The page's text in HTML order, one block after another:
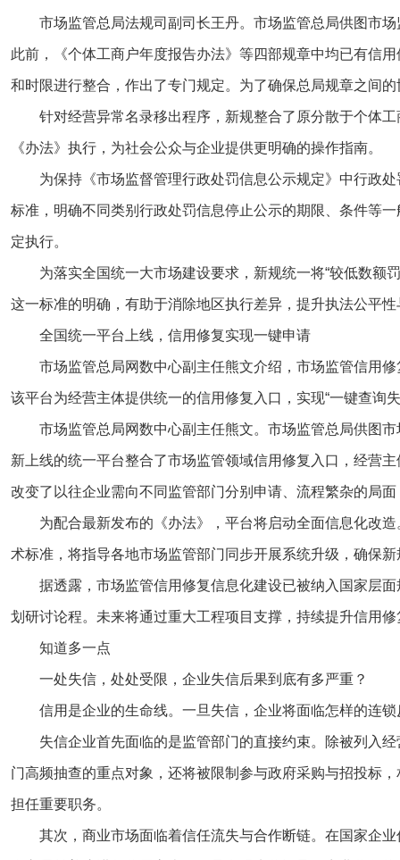
市场监管总局法规司副司长王丹。市场监管总局供图市
此前，《个体工商户年度报告办法》等四部规章中均已有信
和时限进行整合，作出了专门规定。为了确保总局规章之间
针对经营异常名录移出程序，新规整合了原分散于个体
《办法》执行，为社会公众与企业提供更明确的操作指南。
为保持《市场监督管理行政处罚信息公示规定》中行政
标准，明确不同类别行政处罚信息停止公示的期限、条件等
定执行。
为落实全国统一大市场建设要求，新规统一将“较低数额
这一标准的明确，有助于消除地区执行差异，提升执法公平
全国统一平台上线，信用修复实现一键申请
市场监管总局网数中心副主任熊文介绍，市场监管信用
该平台为经营主体提供统一的信用修复入口，实现“一键查询
市场监管总局网数中心副主任熊文。市场监管总局供图
新上线的统一平台整合了市场监管领域信用修复入口，经营
改变了以往企业需向不同监管部门分别申请、流程繁杂的局
为配合最新发布的《办法》，平台将启动全面信息化改
术标准，将指导各地市场监管部门同步开展系统升级，确保
据透露，市场监管信用修复信息化建设已被纳入国家层
划研讨论程。未来将通过重大工程项目支撑，持续提升信用
知道多一点
一处失信，处处受限，企业失信后果到底有多严重？
信用是企业的生命线。一旦失信，企业将面临怎样的连
失信企业首先面临的是监管部门的直接约束。除被列入
门高频抽查的重点对象，还将被限制参与政府采购与招投标
担任重要职务。
其次，商业市场面临着信任流失与合作断链。在国家企